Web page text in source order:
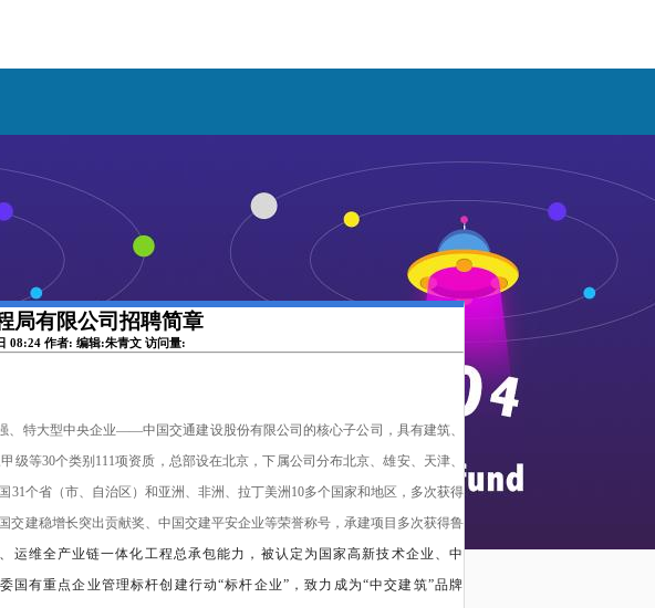
局有限公司招聘简章
08:24 作者: 编辑:朱青文 访问量:
、特大型中央企业——中国交通建设股份有限公司的核心子公司，具有建筑、
级等30个类别111项资质，总部设在北京，下属公司分布北京、雄安、 天津、
31个省（市、自治区）和亚洲、非洲、拉丁美洲10多个国家和地区，多次获得
建稳增长突出贡献奖、中国交建平安企业等荣誉称号， 承建项目多次获得鲁
运维全产业链一体化工程总承包能力 ， 被认定为国家高新技术企业、中
国有重点企业管理标杆创建行动“标杆企业”，致力成为“中交建筑”品牌